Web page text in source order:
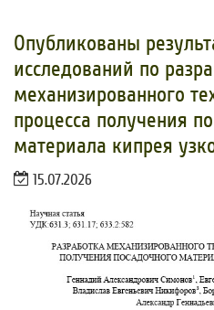
Опубликованы
исследований по
механизированного
процесса получения
материала кипрея
15.07.2026